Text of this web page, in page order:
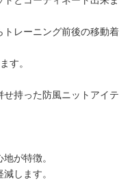
トレーニング前後の移動着
す。
持った防風ニットアイテ
が特徴。
します。